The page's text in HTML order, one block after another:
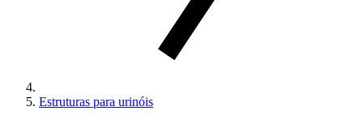
Estruturas para urinóis